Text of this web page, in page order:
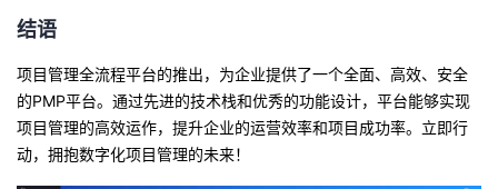
结语
项目管理全流程平台的推出，为企业提供了一个全面、高效、安全
的PMP平台。通过先进的技术栈和优秀的功能设计，平台能够实现
项目管理的高效运作，提升企业的运营效率和项目成功率。立即行
动，拥抱数字化项目管理的未来！